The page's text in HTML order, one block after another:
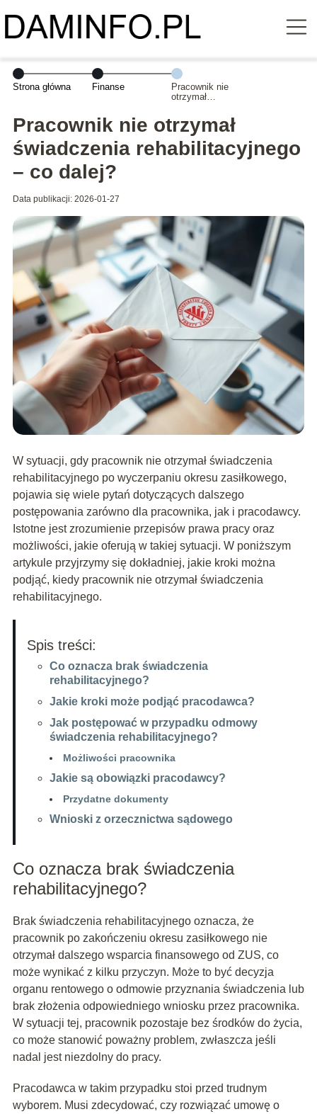
Strona główna Finanse
Pracownik nie
otrzymał
rehabilitacyjnego
– co dalej?
Pracownik nie otrzymał
świadczenia rehabilitacyjnego
– co dalej?
Data publikacji: 2026-01-27
W sytuacji, gdy pracownik nie otrzymał świadczenia
rehabilitacyjnego po wyczerpaniu okresu zasiłkowego,
pojawia się wiele pytań dotyczących dalszego
postępowania zarówno dla pracownika, jak i pracodawcy.
Istotne jest zrozumienie przepisów prawa pracy oraz
możliwości, jakie oferują w takiej sytuacji. W poniższym
artykule przyjrzymy się dokładniej, jakie kroki można
podjąć, kiedy pracownik nie otrzymał świadczenia
rehabilitacyjnego.
Spis treści:
Co oznacza brak świadczenia
rehabilitacyjnego?
Jakie kroki może podjąć pracodawca?
Jak postępować w przypadku odmowy
świadczenia rehabilitacyjnego?
Możliwości pracownika
Jakie są obowiązki pracodawcy?
Przydatne dokumenty
Wnioski z orzecznictwa sądowego
Co oznacza brak świadczenia
rehabilitacyjnego?
Brak świadczenia rehabilitacyjnego oznacza, że
pracownik po zakończeniu okresu zasiłkowego nie
otrzymał dalszego wsparcia finansowego od ZUS, co
może wynikać z kilku przyczyn. Może to być decyzja
organu rentowego o odmowie przyznania świadczenia lub
brak złożenia odpowiedniego wniosku przez pracownika.
W sytuacji tej, pracownik pozostaje bez środków do życia,
co może stanowić poważny problem, zwłaszcza jeśli
nadal jest niezdolny do pracy.
Pracodawca w takim przypadku stoi przed trudnym
wyborem. Musi zdecydować, czy rozwiązać umowę o